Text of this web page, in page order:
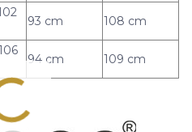
93 cm 108 cm
94 cm 109 cm